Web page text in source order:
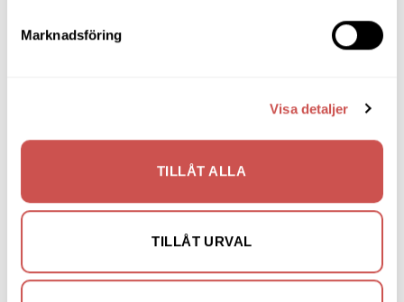
Marknadsföring
Visa detaljer
TILLÅT ALLA
TILLÅT URVAL
Matbord & Köksbord
Prissänkta utställningsmöbler
Soffor